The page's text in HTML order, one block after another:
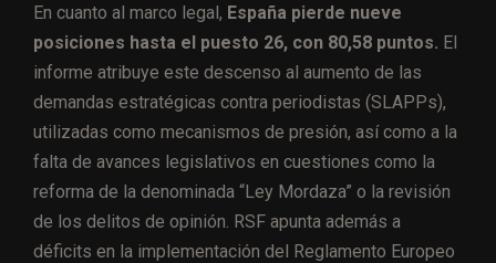
En cuanto al marco legal, España pierde nueve
posiciones hasta el puesto 26, con 80,58 puntos. El
informe atribuye este descenso al aumento de las
demandas estratégicas contra periodistas (SLAPPs),
utilizadas como mecanismos de presión, así como a la
falta de avances legislativos en cuestiones como la
reforma de la denominada “Ley Mordaza” o la revisión
de los delitos de opinión. RSF apunta además a
déficits en la implementación del Reglamento Europeo